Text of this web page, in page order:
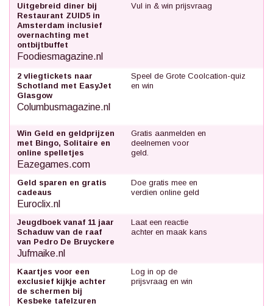
Uitgebreid diner bij
Restaurant ZUID5 in
Amsterdam inclusief
overnachting met
ontbijtbuffet
Foodiesmagazine.nl
Vul in & win prijsvraag
2 vliegtickets naar
Schotland met EasyJet
Glasgow
Columbusmagazine.nl
Speel de Grote Coolcation-quiz
en win
Win Geld en geldprijzen
met Bingo, Solitaire en
online spelletjes
Eazegames.com
Gratis aanmelden en
deelnemen voor
geld.
Geld sparen en gratis
cadeaus
Euroclix.nl
Doe gratis mee en
verdien online geld
Jeugdboek vanaf 11 jaar
Schaduw van de raaf
van Pedro De Bruyckere
Jufmaike.nl
Laat een reactie
achter en maak kans
Kaartjes voor een
exclusief kijkje achter
de schermen bij
Kesbeke tafelzuren
Log in op de
prijsvraag en win